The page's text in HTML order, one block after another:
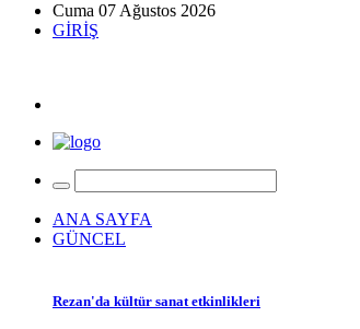
Cuma 07 Ağustos 2026
GİRİŞ
ANA SAYFA
GÜNCEL
Rezan'da kültür sanat etkinlikleri